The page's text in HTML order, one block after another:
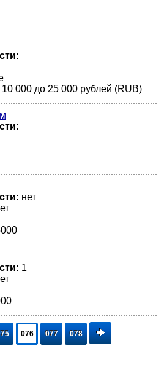
10 000 до 25 000 рублей (RUB)
нет
1
076 077 078